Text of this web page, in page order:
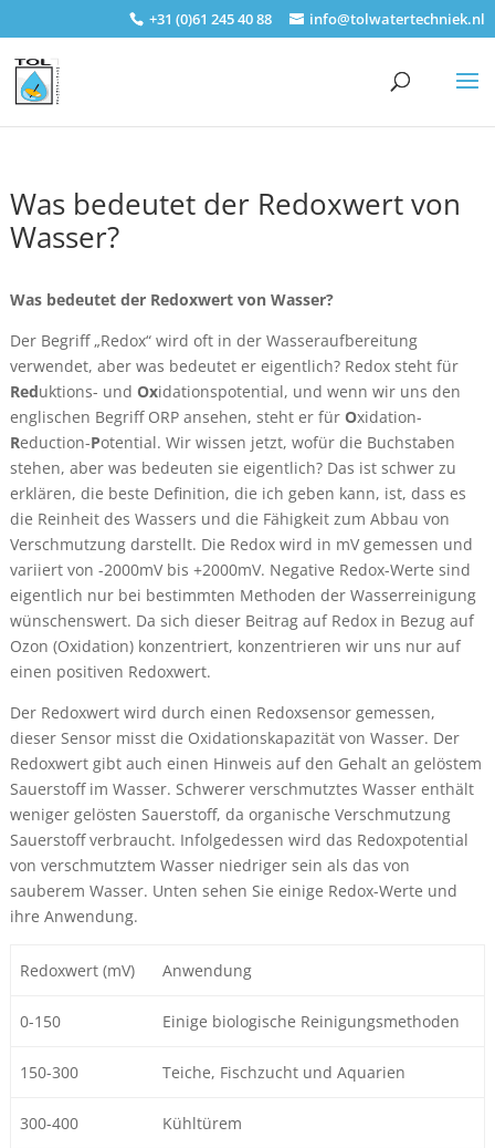
+31 (0)61 245 40 88 info@tolwatertechniek.nl
Was bedeutet der Redoxwert von
Wasser?
Was bedeutet der Redoxwert von Wasser?
Der Begriff „Redox“ wird oft in der Wasseraufbereitung
verwendet, aber was bedeutet er eigentlich? Redox steht für
Reduktions- und Oxidationspotential, und wenn wir uns den
englischen Begriff ORP ansehen, steht er für Oxidation-
Reduction-Potential. Wir wissen jetzt, wofür die Buchstaben
stehen, aber was bedeuten sie eigentlich? Das ist schwer zu
erklären, die beste Definition, die ich geben kann, ist, dass es
die Reinheit des Wassers und die Fähigkeit zum Abbau von
Verschmutzung darstellt. Die Redox wird in mV gemessen und
variiert von -2000mV bis +2000mV. Negative Redox-Werte sind
eigentlich nur bei bestimmten Methoden der Wasserreinigung
wünschenswert. Da sich dieser Beitrag auf Redox in Bezug auf
Ozon (Oxidation) konzentriert, konzentrieren wir uns nur auf
einen positiven Redoxwert.
Der Redoxwert wird durch einen Redoxsensor gemessen,
dieser Sensor misst die Oxidationskapazität von Wasser. Der
Redoxwert gibt auch einen Hinweis auf den Gehalt an gelöstem
Sauerstoff im Wasser. Schwerer verschmutztes Wasser enthält
weniger gelösten Sauerstoff, da organische Verschmutzung
Sauerstoff verbraucht. Infolgedessen wird das Redoxpotential
von verschmutztem Wasser niedriger sein als das von
sauberem Wasser. Unten sehen Sie einige Redox-Werte und
ihre Anwendung.
Redoxwert (mV) Anwendung
0-150 Einige biologische Reinigungsmethoden
150-300 Teiche, Fischzucht und Aquarien
300-400 Kühltürem